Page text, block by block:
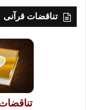
تناقضات قرآنی